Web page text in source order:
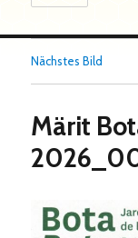
Nächstes Bild
Märit